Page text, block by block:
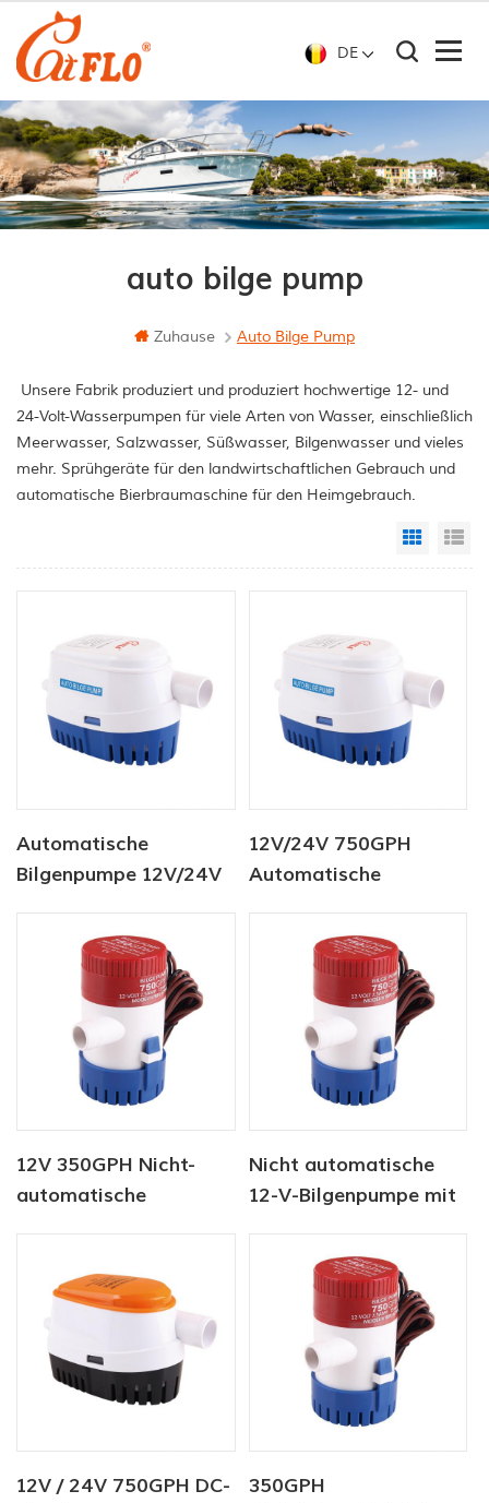
DE
auto bilge pump
Zuhause Auto Bilge Pump
Unsere Fabrik produziert und produziert hochwertige 12- und
24-Volt-Wasserpumpen für viele Arten von Wasser, einschließlich
Meerwasser, Salzwasser, Süßwasser, Bilgenwasser und vieles
mehr. Sprühgeräte für den landwirtschaftlichen Gebrauch und
automatische Bierbraumaschine für den Heimgebrauch.
Grid
Automatische
Bilgenpumpe 12V/24V
12V/24V 750GPH
Automatische
Tauchpumpe
12V 350GPH Nicht-
automatische
Nicht automatische
12-V-Bilgenpumpe mit
12V / 24V 750GPH DC-
350GPH